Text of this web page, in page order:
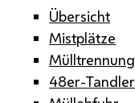
Übersicht
Mistplätze
Mülltrennung
48er-Tandler